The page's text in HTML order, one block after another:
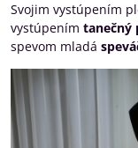
Svojim vystúpením
vystúpením tanečný
spevom mladá